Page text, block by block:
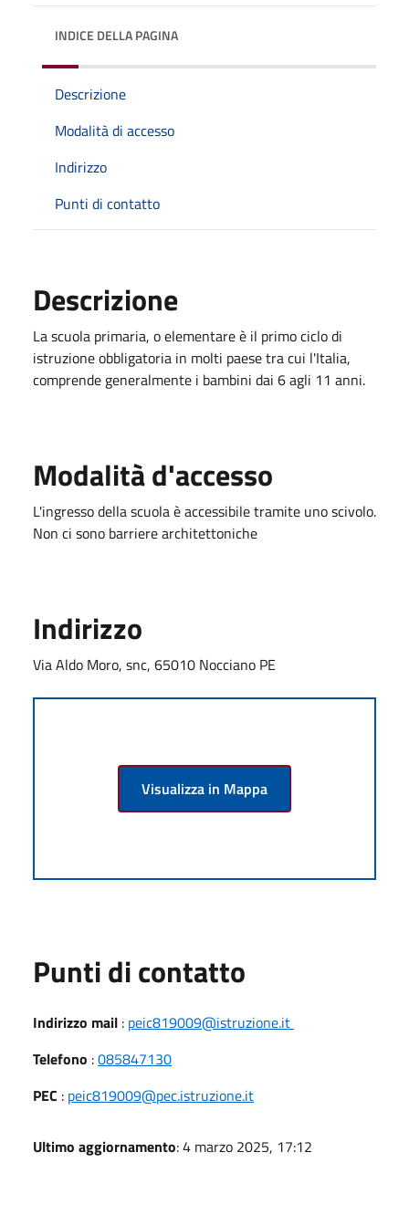
INDICE DELLA PAGINA
Descrizione
Modalità di accesso
Indirizzo
Punti di contatto
Descrizione
La scuola primaria, o elementare è il primo ciclo di
istruzione obbligatoria in molti paese tra cui l'Italia,
comprende generalmente i bambini dai 6 agli 11 anni.
Modalità d'accesso
L'ingresso della scuola è accessibile tramite uno scivolo.
Non ci sono barriere architettoniche
Indirizzo
Via Aldo Moro, snc, 65010 Nocciano PE
Visualizza in Mappa
Punti di contatto
Indirizzo mail : peic819009@istruzione.it
Telefono :085847130
PEC : peic819009@pec.istruzione.it
Ultimo aggiornamento: 4 marzo 2025, 17:12